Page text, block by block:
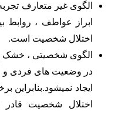
الگوی غیر متعارف
ابراز عواطف ، روابط
اختلال شخصیت است.
الگوی شخصیتی ، خشک
در وضعیت های فردی و
ایجاد نمیشود.بنابراین
اختلال شخصیت